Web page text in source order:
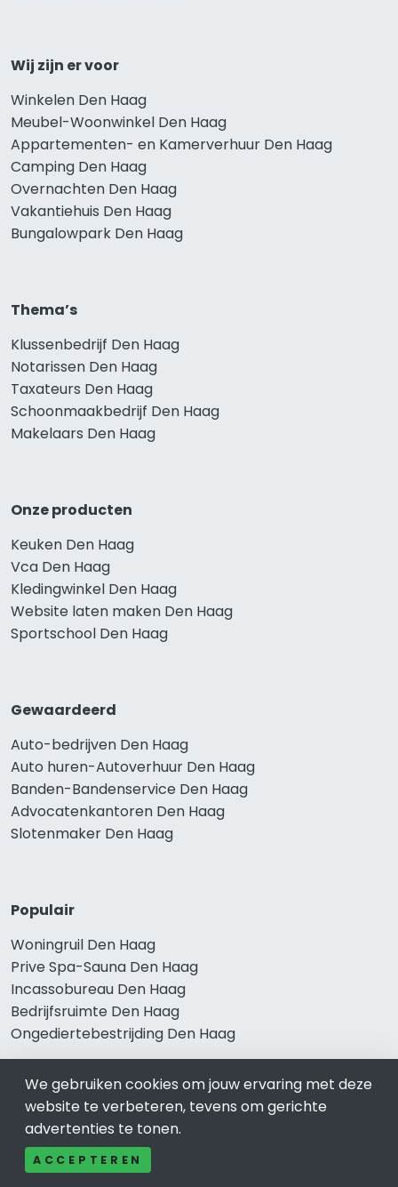
Wij zijn er voor
Winkelen Den Haag
Meubel-Woonwinkel Den Haag
Appartementen- en Kamerverhuur Den Haag
Camping Den Haag
Overnachten Den Haag
Vakantiehuis Den Haag
Bungalowpark Den Haag
Thema’s
Klussenbedrijf Den Haag
Notarissen Den Haag
Taxateurs Den Haag
Schoonmaakbedrijf Den Haag
Makelaars Den Haag
Onze producten
Keuken Den Haag
Vca Den Haag
Kledingwinkel Den Haag
Website laten maken Den Haag
Sportschool Den Haag
Gewaardeerd
Auto-bedrijven Den Haag
Auto huren-Autoverhuur Den Haag
Banden-Bandenservice Den Haag
Advocatenkantoren Den Haag
Slotenmaker Den Haag
Populair
Woningruil Den Haag
Prive Spa-Sauna Den Haag
Incassobureau Den Haag
Bedrijfsruimte Den Haag
Ongediertebestrijding Den Haag
We gebruiken cookies om jouw ervaring met deze
website te verbeteren, tevens om gerichte
advertenties te tonen.
ACCEPTEREN